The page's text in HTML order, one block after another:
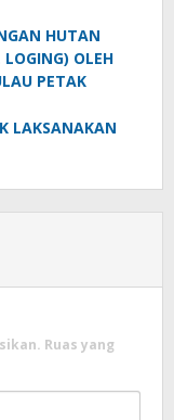
HUTAN
LOGING) OLEH
PETAK
LAKSANAKAN
Ruas yang